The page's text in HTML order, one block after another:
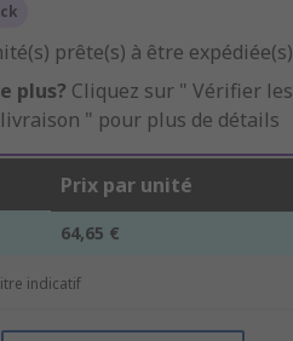
prête(s) à être expédiée(s)
plus? Cliquez sur " Vérifier les
" pour plus de détails
Prix par unité
64,65 €
indicatif